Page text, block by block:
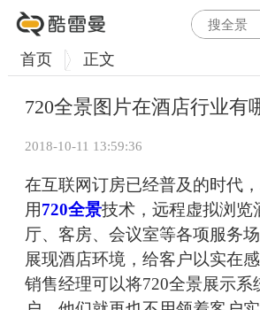
首页 正文
720全景图片在酒店行业有
2018-10-11 13:59:36
在互联网订房已经普及的时代
用720全景技术，远程虚拟浏览
厅、客房、会议室等各项服务
展现酒店环境，给客户以实在
销售经理可以将720全景展示系